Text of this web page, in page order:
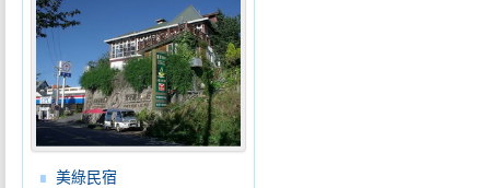
美綠民宿